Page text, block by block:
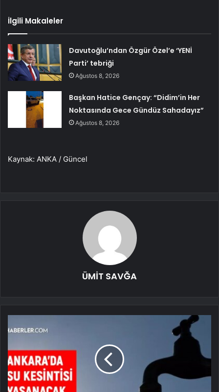
İlgili Makaleler
Davutoğlu’ndan Özgür Özel’e ‘YENİ
Parti’ tebriği
Ağustos 8, 2026
Başkan Hatice Gençay: “Didim’in Her
Noktasında Gece Gündüz Sahadayız”
Ağustos 8, 2026
Kaynak: ANKA / Güncel
ÜMİT SAVĞA